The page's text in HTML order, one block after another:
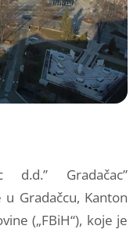
d.d.” Gradačac”
u Gradačcu, Kanton
(„FBiH“), koje je